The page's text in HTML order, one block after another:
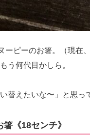
ーピーのお箸。（現在
う何代目かしら。
替えたいな〜」と思っ
《18センチ》